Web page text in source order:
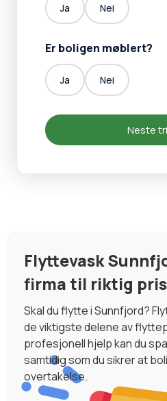
Ja Nei
Er boligen møblert?
Ja Nei
Neste
Flyttevask
firma til riktig pris
Skal du flytte i Sunnfjord?
de viktigste delene av
profesjonell hjelp kan du
samtidig som du sikrer at
overtakelse.